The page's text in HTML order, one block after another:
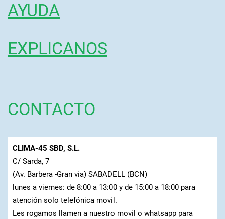
AYUDA
EXPLICANOS
CONTACTO
CLIMA-45 SBD, S.L.
C/ Sarda, 7
(Av. Barbera -Gran via) SABADELL (BCN)
lunes a viernes: de 8:00 a 13:00 y de 15:00 a 18:00 para
atención solo telefónica movil.
Les rogamos llamen a nuestro movil o whatsapp para